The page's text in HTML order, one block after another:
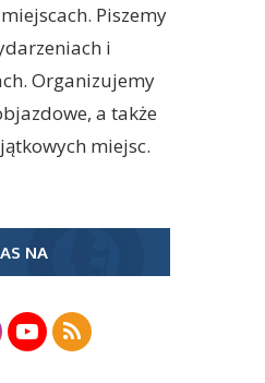
Piszemy
i
Organizujemy
a także
miejsc.
NA